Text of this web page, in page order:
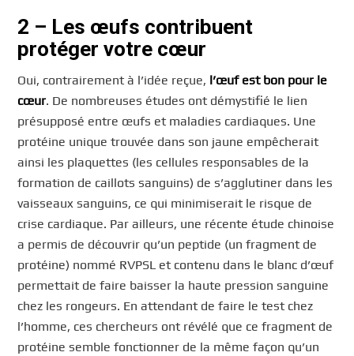
2 – Les œufs contribuent
protéger votre cœur
Oui, contrairement à l’idée reçue, l’œuf est bon pour le
cœur. De nombreuses études ont démystifié le lien
présupposé entre œufs et maladies cardiaques. Une
protéine unique trouvée dans son jaune empêcherait
ainsi les plaquettes (les cellules responsables de la
formation de caillots sanguins) de s’agglutiner dans les
vaisseaux sanguins, ce qui minimiserait le risque de
crise cardiaque. Par ailleurs, une récente étude chinoise
a permis de découvrir qu’un peptide (un fragment de
protéine) nommé RVPSL et contenu dans le blanc d’œuf
permettait de faire baisser la haute pression sanguine
chez les rongeurs. En attendant de faire le test chez
l’homme, ces chercheurs ont révélé que ce fragment de
protéine semble fonctionner de la même façon qu’un